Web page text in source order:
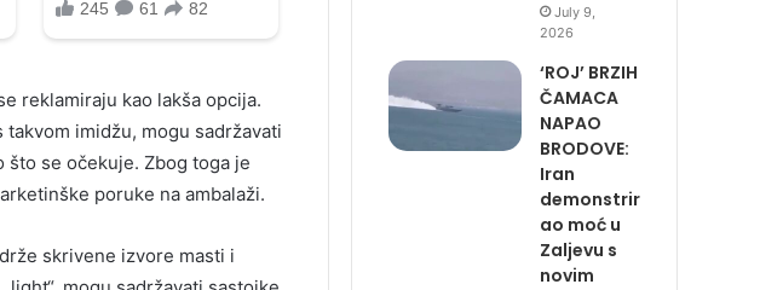
reklamiraju kao lakša opcija.
imidžu, mogu sadržavati
se očekuje. Zbog toga je
poruke na ambalaži.
skrivene izvore masti i
July 9,
2026
‘ROJ’ BRZIH
ČAMACA
NAPAO
BRODOVE:
Iran
demonstrir
ao moć u
Zaljevu s
novim